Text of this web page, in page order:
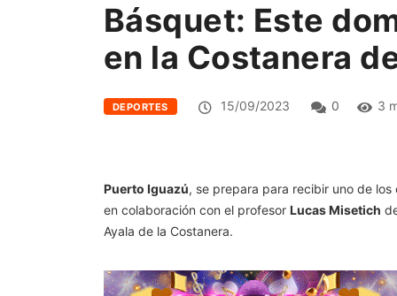
Básquet: Este
en la Costanera
DEPORTES 15/09/2023 0 3
Puerto Iguazú, se prepara para recibir uno de
en colaboración con el profesor Lucas Misetich
Ayala de la Costanera.